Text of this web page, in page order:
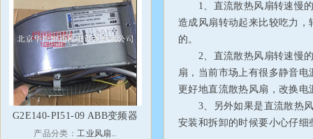
G2E140-PI51-09 ABB变频器
产品分类：工业风扇..
1、直流散热风扇转速慢的
造成风扇转动起来比较吃力
的。
2、直流散热风扇转速慢的
扇，当前市场上有很多静音
更好地直流散热风扇，改换
3、另外如果是直流散热风
安装和拆卸的时候要小心仔细